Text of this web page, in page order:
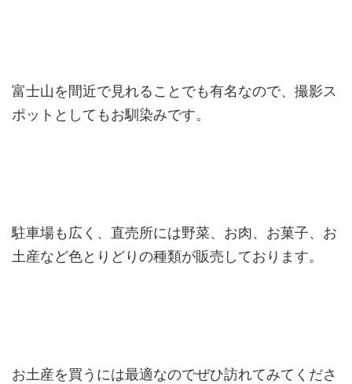
富士山を間近で見れることでも有名なので、撮影ス
ポットとしてもお馴染みです。
駐車場も広く、直売所には野菜、お肉、お菓子、お
土産など色とりどりの種類が販売しております。
お土産を買うには最適なのでぜひ訪れてみてくださ